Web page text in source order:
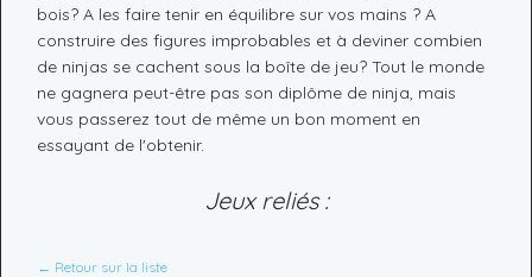
bois? A les faire tenir en équilibre sur vos mains ? A
construire des figures improbables et à deviner combien
de ninjas se cachent sous la boîte de jeu? Tout le monde
ne gagnera peut-être pas son diplôme de ninja, mais
vous passerez tout de même un bon moment en
essayant de l'obtenir.
Jeux reliés :
← Retour sur la liste